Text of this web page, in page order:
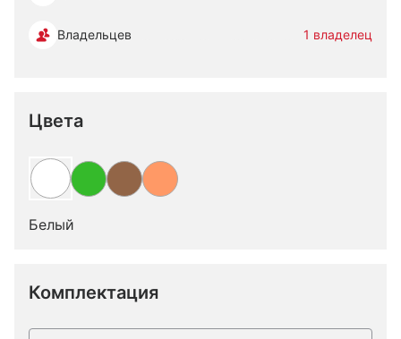
Владельцев 1 владелец
Цвета
Белый
Комплектация